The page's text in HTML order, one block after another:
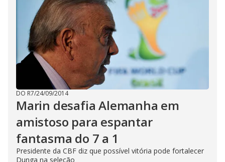
DO R7/24/09/2014
Marin desafia Alemanha em
amistoso para espantar
fantasma do 7 a 1
Presidente da CBF diz que possível vitória pode fortalecer
Dunga na seleção